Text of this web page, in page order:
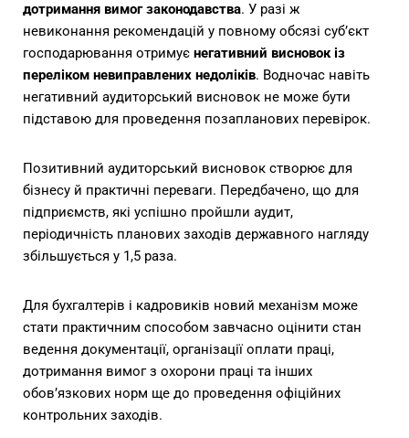
дотримання вимог законодавства. У разі ж
невиконання рекомендацій у повному обсязі суб’єкт
господарювання отримує негативний висновок із
переліком невиправлених недоліків. Водночас навіть
негативний аудиторський висновок не може бути
підставою для проведення позапланових перевірок.
Позитивний аудиторський висновок створює для
бізнесу й практичні переваги. Передбачено, що для
підприємств, які успішно пройшли аудит,
періодичність планових заходів державного нагляду
збільшується у 1,5 раза.
Для бухгалтерів і кадровиків новий механізм може
стати практичним способом завчасно оцінити стан
ведення документації, організації оплати праці,
дотримання вимог з охорони праці та інших
обов’язкових норм ще до проведення офіційних
контрольних заходів.